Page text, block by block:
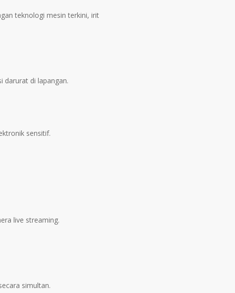
teknologi mesin terkini, irit
darurat di lapangan.
sensitif.
live streaming.
simultan.